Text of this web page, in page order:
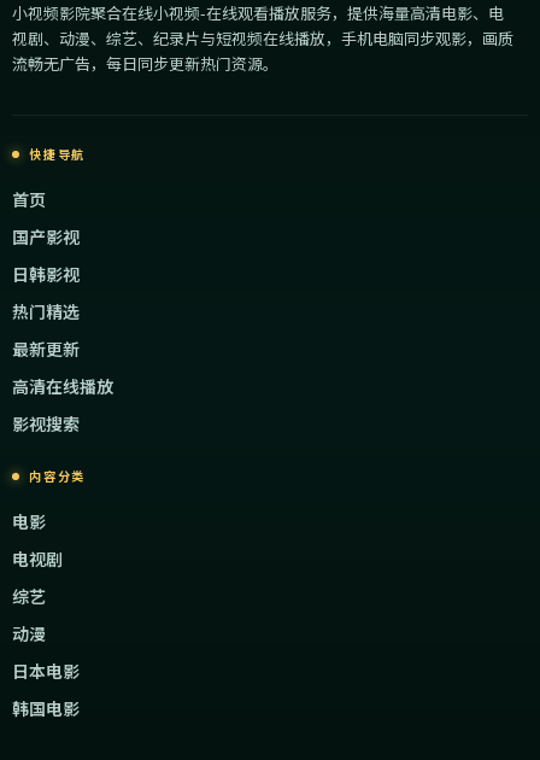
小视频影院聚合在线小视频-在线观看播放服务，提供海量高清电影、电
视剧、动漫、综艺、纪录片与短视频在线播放，手机电脑同步观影，画质
流畅无广告，每日同步更新热门资源。
快捷导航
首页
国产影视
日韩影视
热门精选
最新更新
高清在线播放
影视搜索
内容分类
电影
电视剧
综艺
动漫
日本电影
韩国电影